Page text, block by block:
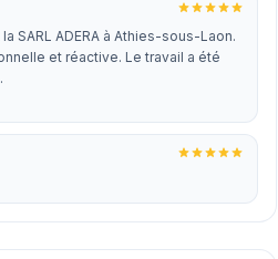
SARL ADERA à Athies-sous-Laon.
et réactive. Le travail a été